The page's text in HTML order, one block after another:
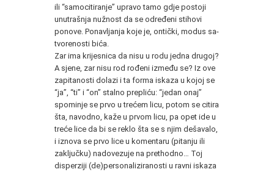
ili “samocitiranje” upravo tamo gdje postoji
unutrašnja nužnost da se određeni stihovi
ponove. Ponavljanja koje je, ontički, modus sa-
tvorenosti bića.
Zar ima krijesnica da nisu u rodu jedna drugoj?
A sjene, zar nisu rod rođeni između se? Iz ove
zapitanosti dolazi i ta forma iskaza u kojoj se
“ja”, “ti” i “on” stalno prepliću: “jedan onaj”
spominje se prvo u trećem licu, potom se citira
šta, navodno, kaže u prvom licu, pa opet ide u
treće lice da bi se reklo šta se s njim dešavalo,
i iznova se prvo lice u komentaru (pitanju ili
zaključku) nadovezuje na prethodno… Toj
disperziji (de)personaliziranosti u ravni iskaza